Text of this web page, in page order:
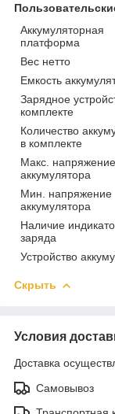
Аккумуляторная
платформа
Вес нетто
Емкость
Зарядное
комплекте
Количество
в комплекте
Макс. напряжение
аккумулятора
Мин. напряжение
аккумулятора
Наличие
заряда
Устройство
Скрыть
Условия
Доставка
Самовывоз